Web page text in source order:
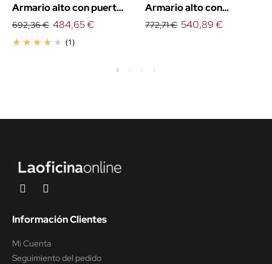
Armario alto con puertas
bajas. EXPRÉS
692,36 €
(1)
484,65 €
Armario alto con
puertas. EXPRÉS
772,71 € 540,89 €
Información Clientes
Mi Cuenta
Seguimiento del pedido